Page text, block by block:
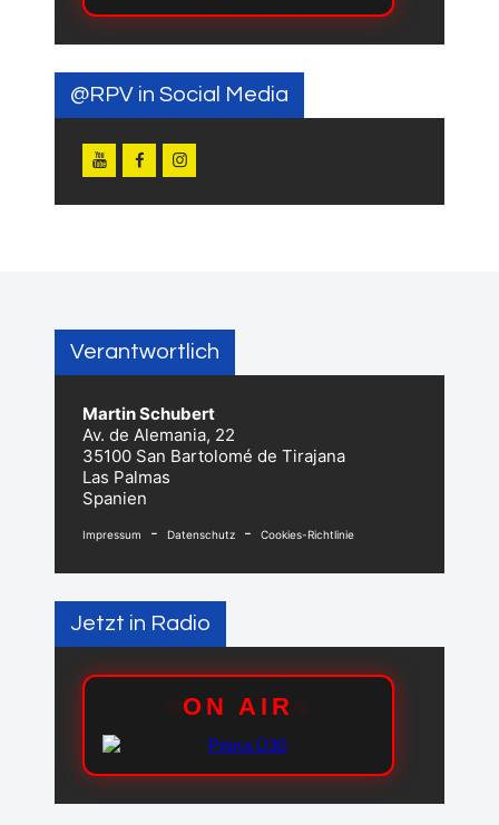
@RPV in Social Media
Verantwortlich
Martin Schubert
Av. de Alemania, 22
35100 San Bartolomé de Tirajana
Las Palmas
Spanien
Impressum - Datenschutz - Cookies-Richtlinie
Jetzt in Radio